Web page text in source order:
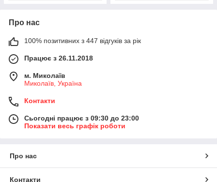
Про нас
100% позитивних з 447 відгуків за рік
Працює з 26.11.2018
м. Миколаїв
Миколаїв, Україна
Контакти
Сьогодні працює з 09:30 до 23:00
Показати весь графік роботи
Про нас
Контакти